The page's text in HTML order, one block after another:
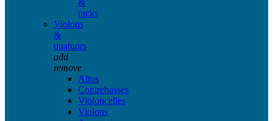
racks
Violons
&
quatuors
add
remove
Altos
Contrebasses
Violoncelles
Violons